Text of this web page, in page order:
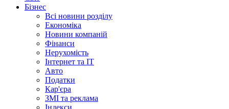
Бізнес
Всі новини розділу
Економіка
Новини компаній
Фінанси
Нерухомість
Інтернет та IT
Авто
Податки
Кар'єра
ЗМІ та реклама
Індекси